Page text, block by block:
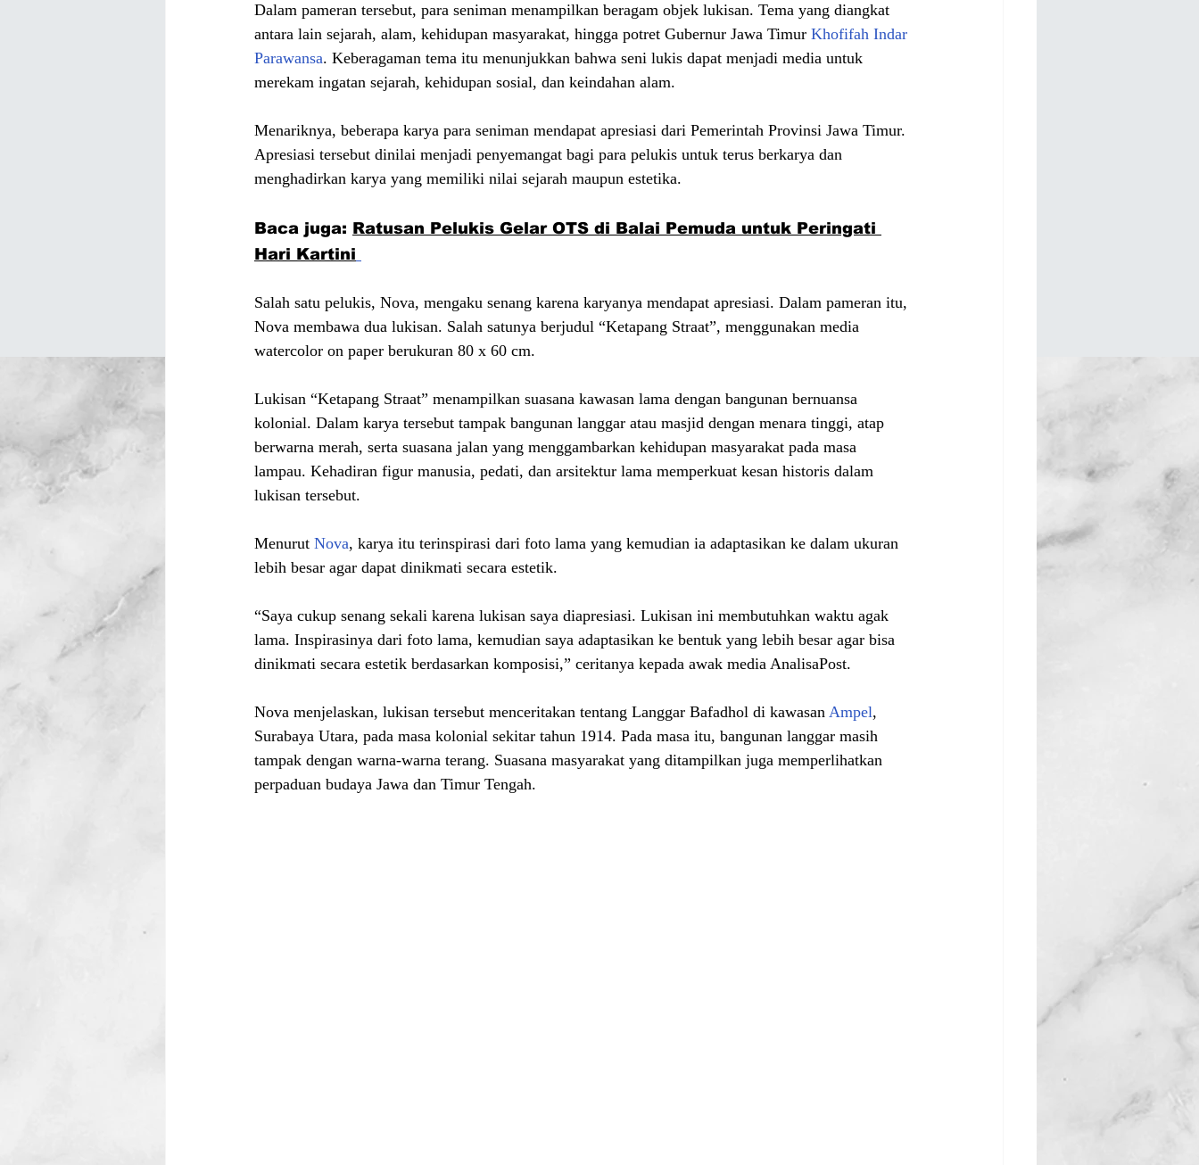
Dalam pameran tersebut, para seniman menampilkan beragam objek lukisan. Tema yang diangkat
antara lain sejarah, alam, kehidupan masyarakat, hingga potret Gubernur Jawa Timur Khofifah Indar
Parawansa. Keberagaman tema itu menunjukkan bahwa seni lukis dapat menjadi media untuk
merekam ingatan sejarah, kehidupan sosial, dan keindahan alam.
Menariknya, beberapa karya para seniman mendapat apresiasi dari Pemerintah Provinsi Jawa Timur.
Apresiasi tersebut dinilai menjadi penyemangat bagi para pelukis untuk terus berkarya dan
menghadirkan karya yang memiliki nilai sejarah maupun estetika.
Baca juga: Ratusan Pelukis Gelar OTS di Balai Pemuda untuk Peringati
Hari Kartini
Salah satu pelukis, Nova, mengaku senang karena karyanya mendapat apresiasi. Dalam pameran itu,
Nova membawa dua lukisan. Salah satunya berjudul “Ketapang Straat”, menggunakan media
watercolor on paper berukuran 80 x 60 cm.
Lukisan “Ketapang Straat” menampilkan suasana kawasan lama dengan bangunan bernuansa
kolonial. Dalam karya tersebut tampak bangunan langgar atau masjid dengan menara tinggi, atap
berwarna merah, serta suasana jalan yang menggambarkan kehidupan masyarakat pada masa
lampau. Kehadiran figur manusia, pedati, dan arsitektur lama memperkuat kesan historis dalam
lukisan tersebut.
Menurut Nova, karya itu terinspirasi dari foto lama yang kemudian ia adaptasikan ke dalam ukuran
lebih besar agar dapat dinikmati secara estetik.
“Saya cukup senang sekali karena lukisan saya diapresiasi. Lukisan ini membutuhkan waktu agak
lama. Inspirasinya dari foto lama, kemudian saya adaptasikan ke bentuk yang lebih besar agar bisa
dinikmati secara estetik berdasarkan komposisi,” ceritanya kepada awak media AnalisaPost.
Nova menjelaskan, lukisan tersebut menceritakan tentang Langgar Bafadhol di kawasan Ampel,
Surabaya Utara, pada masa kolonial sekitar tahun 1914. Pada masa itu, bangunan langgar masih
tampak dengan warna-warna terang. Suasana masyarakat yang ditampilkan juga memperlihatkan
perpaduan budaya Jawa dan Timur Tengah.